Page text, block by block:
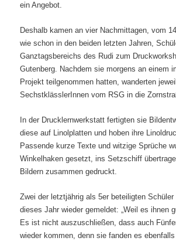
ein Angebot.
Deshalb kamen an vier Nachmittagen, vom
wie schon in den beiden letzten Jahren,
Ganztagsbereichs des Rudi zum
Gutenberg. Nachdem sie morgens an einem
Projekt teilgenommen hatten, wanderten
SechstklässlerInnen vom RSG in die
In der Drucklernwerkstatt fertigten sie
diese auf Linolplatten und hoben ihre
Passende kurze Texte und witzige Sprüche
Winkelhaken gesetzt, ins Setzschiff
Bildern zusammen gedruckt.
Zwei der letztjährig als 5er beteiligten
dieses Jahr wieder gemeldet: „Weil es ihnen
Es ist nicht auszuschließen, dass auch
wieder kommen, denn sie fanden es